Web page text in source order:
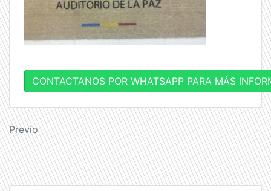
CONTACTANOS POR WHATSAPP PARA MÁS
Navegación
de
entradas
Previo